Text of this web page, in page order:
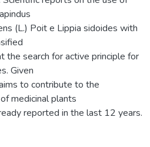
(L.) Poit e Lippia sidoides with
the search for active principle for
Given
to contribute to the
medicinal plants
reported in the last 12 years.